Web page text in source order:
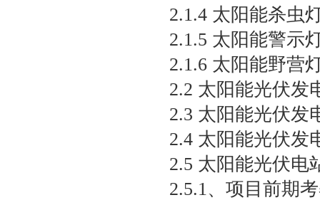
2.1.4 太阳能杀虫
2.1.5 太阳能警示
2.1.6 太阳能野营
2.2 太阳能光伏发
2.3 太阳能光伏发
2.4 太阳能光伏发
2.5 太阳能光伏电
2.5.1、项目前期